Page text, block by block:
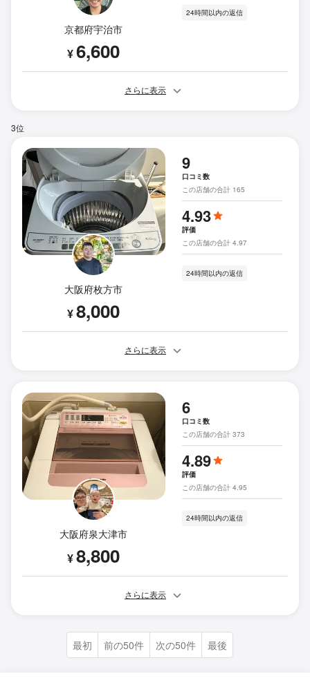
京都府宇治市
¥6,600
24時間以内の返信
さらに表示
3位
大阪府枚方市
¥8,000
9
口コミ数
この店舗の合計 165
4.93
評価
この店舗の合計 4.97
24時間以内の返信
さらに表示
大阪府泉大津市
¥8,800
6
口コミ数
この店舗の合計 373
4.89
評価
この店舗の合計 4.95
24時間以内の返信
さらに表示
最初 前の50件 次の50件 最後